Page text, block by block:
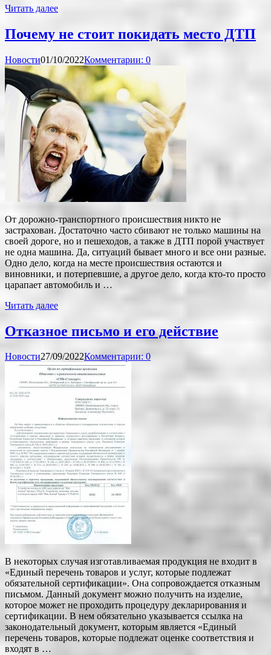
Читать далее
Почему не стоит покидать место ДТП
Новости01/10/2022Комментарии: 0
От дорожно-транспортного происшествия никто не
застрахован. Достаточно часто сбивают не только машины на
своей дороге, но и пешеходов, а также в ДТП порой участвует
не одна машина. Да, ситуаций бывает много и все они разные.
Одно дело, когда на месте происшествия остаются и
виновники, и потерпевшие, а другое дело, когда кто-то просто
царапает автомобиль и …
Читать далее
Отказное письмо и его действие
Новости27/09/2022Комментарии: 0
В некоторых случая изготавливаемая продукция не входит в
«Единый перечень товаров и услуг, которые подлежат
обязательной сертификации». Она сопровождается отказным
письмом. Данный документ можно получить на изделие,
которое может не проходить процедуру декларирования и
сертификации. В нем обязательно указывается ссылка на
законодательный документ, которым является «Единый
перечень товаров, которые подлежат оценке соответствия и
входят в …